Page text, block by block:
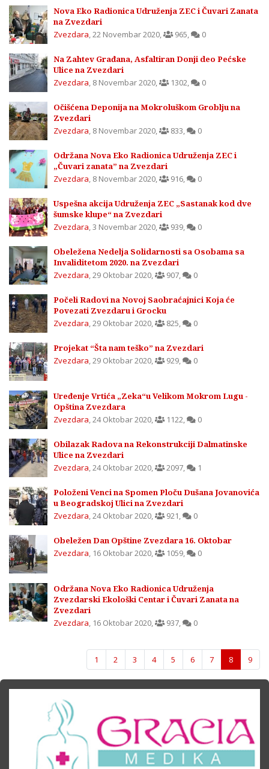
Nova Eko Radionica Udruženja ZEC i Čuvari Zanata
na Zvezdari
Zvezdara,22 Novembar 2020, 965, 0
Na Zahtev Građana, Asfaltiran Donji deo Pećske
Ulice na Zvezdari
Zvezdara, 8 Novembar 2020, 1302, 0
Očišćena Deponija na Mokroluškom Groblju na
Zvezdari
Zvezdara, 8 Novembar 2020, 833, 0
Održana Nova Eko Radionica Udruženja ZEC i
„Čuvari zanata” na Zvezdari
Zvezdara, 8 Novembar 2020, 916, 0
Uspešna akcija Udruženja ZEC „Sastanak kod dve
šumske klupe“ na Zvezdari
Zvezdara,3 Novembar 2020, 939, 0
Obeležena Nedelja Solidarnosti sa Osobama sa
Invaliditetom 2020. na Zvezdari
Zvezdara,29 Oktobar 2020, 907, 0
Počeli Radovi na Novoj Saobraćajnici Koja će
Povezati Zvezdaru i Grocku
Zvezdara,29 Oktobar 2020, 825, 0
Projekat “Šta nam teško” na Zvezdari
Zvezdara,29 Oktobar 2020, 929, 0
Uređenje Vrtića „Zeka“u Velikom Mokrom Lugu -
Opština Zvezdara
Zvezdara,24 Oktobar 2020, 1122, 0
Obilazak Radova na Rekonstrukciji Dalmatinske
Ulice na Zvezdari
Zvezdara,24 Oktobar 2020, 2097, 1
Položeni Venci na Spomen Ploču Dušana Jovanovića
u Beogradskoj Ulici na Zvezdari
Zvezdara,24 Oktobar 2020, 921, 0
Obeležen Dan Opštine Zvezdara 16. Oktobar
Zvezdara, 16 Oktobar 2020, 1059, 0
Održana Nova Eko Radionica Udruženja
Zvezdarski Ekološki Centar i Čuvari Zanata na
Zvezdari
Zvezdara, 16 Oktobar 2020, 937, 0
1 2 3 4 5 6 7 8 9